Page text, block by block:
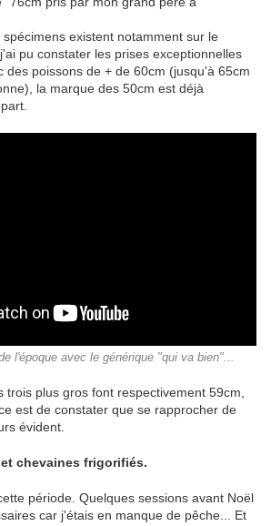
existent notamment sur le
pu constater les prises exceptionnelles
des poissons de + de 60cm (jusqu'à 65cm
la marque des 50cm est déjà
l'époque avec le générique "qui va bien"...
trois plus gros font respectivement 59cm,
est de constater que se rapprocher de
évident.
chevaines frigorifiés.
période. Quelques sessions avant Noël
car j'étais en manque de pêche... Et